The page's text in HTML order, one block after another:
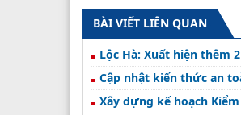
BÀI VIẾT LIÊN QUAN
Lộc Hà: Xuất hiện thêm
Cập nhật kiến thức an
Xây dựng kế hoạch